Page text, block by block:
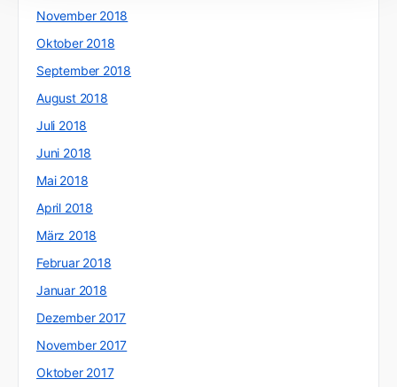
November 2018
Oktober 2018
September 2018
August 2018
Juli 2018
Juni 2018
Mai 2018
April 2018
März 2018
Februar 2018
Januar 2018
Dezember 2017
November 2017
Oktober 2017